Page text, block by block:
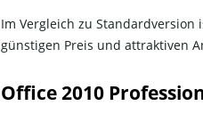
Im Vergleich zu Standardversion
günstigen Preis und attraktiven
Office 2010